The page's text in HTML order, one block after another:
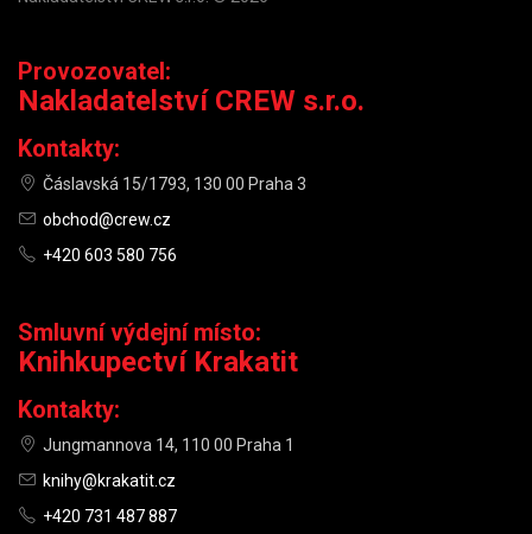
Provozovatel:
Nakladatelství CREW s.r.o.
Kontakty:
Čáslavská 15/1793, 130 00 Praha 3
obchod@crew.cz
+420 603 580 756
Smluvní výdejní místo:
Knihkupectví Krakatit
Kontakty:
Jungmannova 14, 110 00 Praha 1
knihy@krakatit.cz
+420 731 487 887